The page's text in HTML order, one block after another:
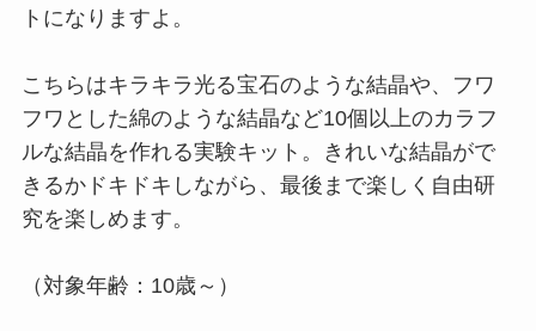
トになりますよ。
こちらはキラキラ光る宝石のような結晶や、フワ
フワとした綿のような結晶など10個以上のカラフ
ルな結晶を作れる実験キット。きれいな結晶がで
きるかドキドキしながら、最後まで楽しく自由研
究を楽しめます。
（対象年齢：10歳～）